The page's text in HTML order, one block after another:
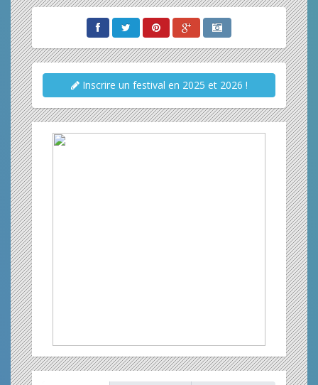
Inscrire un festival en 2025 et 2026 !